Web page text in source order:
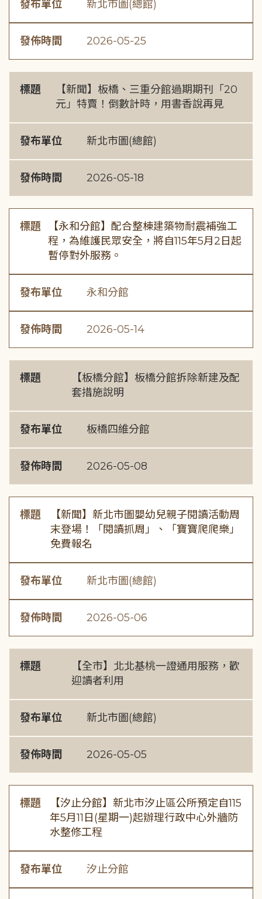
發布單位 新北市圖(總館)
發佈時間 2026-05-25
標題
【新聞】板橋、三重分館過期期刊「20
元」特賣！倒數計時，用書香說再見
發布單位 新北市圖(總館)
發佈時間 2026-05-18
標題
【永和分館】配合整棟建築物耐震補強工
程，為維護民眾安全，將自115年5月2日起
暫停對外服務。
發布單位 永和分館
發佈時間 2026-05-14
標題
【板橋分館】板橋分館拆除新建及配
套措施說明
發布單位 板橋四維分館
發佈時間 2026-05-08
標題
【新聞】新北市圖嬰幼兒親子閱讀活動周
末登場！「閱讀抓周」、「寶寶爬爬樂」
免費報名
發布單位 新北市圖(總館)
發佈時間 2026-05-06
標題
【全市】北北基桃一證通用服務，歡
迎讀者利用
發布單位 新北市圖(總館)
發佈時間 2026-05-05
標題
【汐止分館】新北市汐止區公所預定自115
年5月11日(星期一)起辦理行政中心外牆防
水整修工程
發布單位 汐止分館